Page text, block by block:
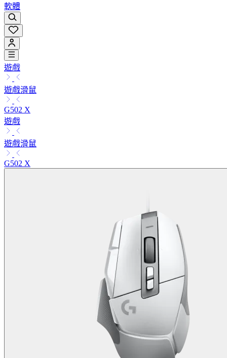
軟體
遊戲
遊戲滑鼠
G502 X
遊戲
遊戲滑鼠
G502 X